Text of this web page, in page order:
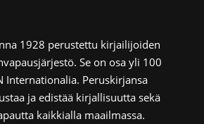
1928 perustettu kirjailijoiden
Se on osa yli 100
Internationalia. Peruskirjansa
ja edistää kirjallisuutta sekä
kaikkialla maailmassa.